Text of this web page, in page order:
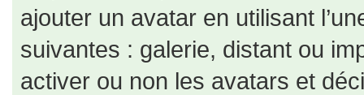
ajouter un avatar en utilisant
suivantes : galerie, distant ou
activer ou non les avatars et